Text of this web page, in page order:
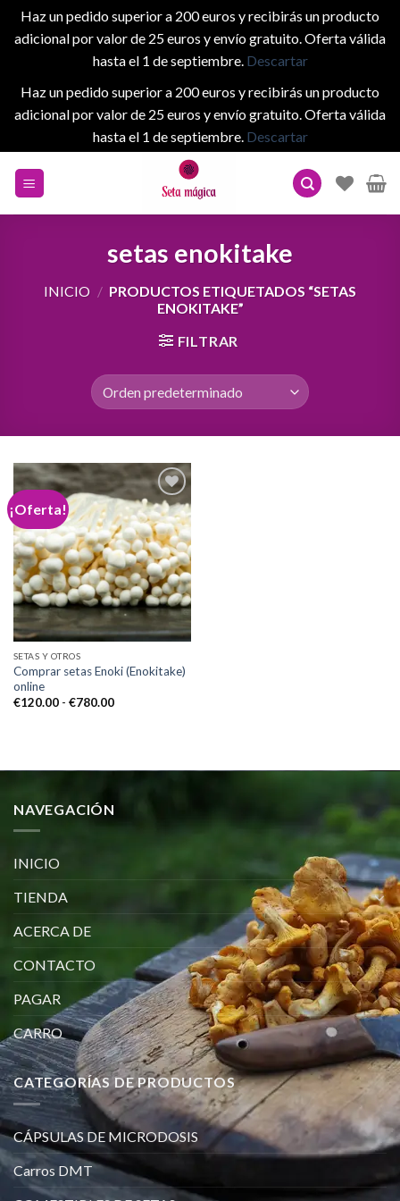
Haz un pedido superior a 200 euros y recibirás un producto
adicional por valor de 25 euros y envío gratuito. Oferta válida
hasta el 1 de septiembre. Descartar
Haz un pedido superior a 200 euros y recibirás un producto
adicional por valor de 25 euros y envío gratuito. Oferta válida
hasta el 1 de septiembre. Descartar
setas enokitake
INICIO / PRODUCTOS ETIQUETADOS “SETAS
ENOKITAKE”
FILTRAR
¡Oferta!
Add to
wishlist
SETAS Y OTROS
Comprar setas Enoki (Enokitake)
online
€120.00 - €780.00Rango
€780.00
NAVEGACIÓN
INICIO
TIENDA
ACERCA DE
CONTACTO
PAGAR
CARRO
CATEGORÍAS DE PRODUCTOS
CÁPSULAS DE MICRODOSIS
Carros DMT